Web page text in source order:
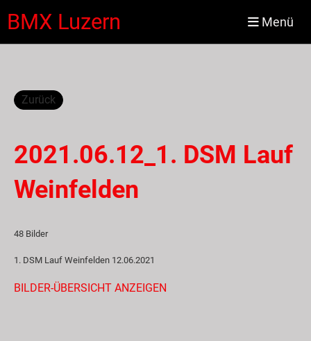
BMX Luzern Menü
Zurück
2021.06.12_1. DSM Lauf
Weinfelden
48 Bilder
1. DSM Lauf Weinfelden 12.06.2021
BILDER-ÜBERSICHT ANZEIGEN